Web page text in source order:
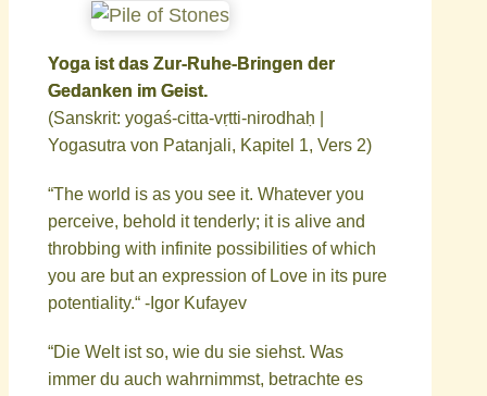
Yoga ist das Zur-Ruhe-Bringen der
Gedanken im Geist.
(Sanskrit: yogaś-citta-vṛtti-nirodhaḥ |
Yogasutra von Patanjali, Kapitel 1, Vers 2)
“The world is as you see it. Whatever you
perceive, behold it tenderly; it is alive and
throbbing with infinite possibilities of which
you are but an expression of Love in its pure
potentiality.“ -Igor Kufayev
“Die Welt ist so, wie du sie siehst. Was
immer du auch wahrnimmst, betrachte es